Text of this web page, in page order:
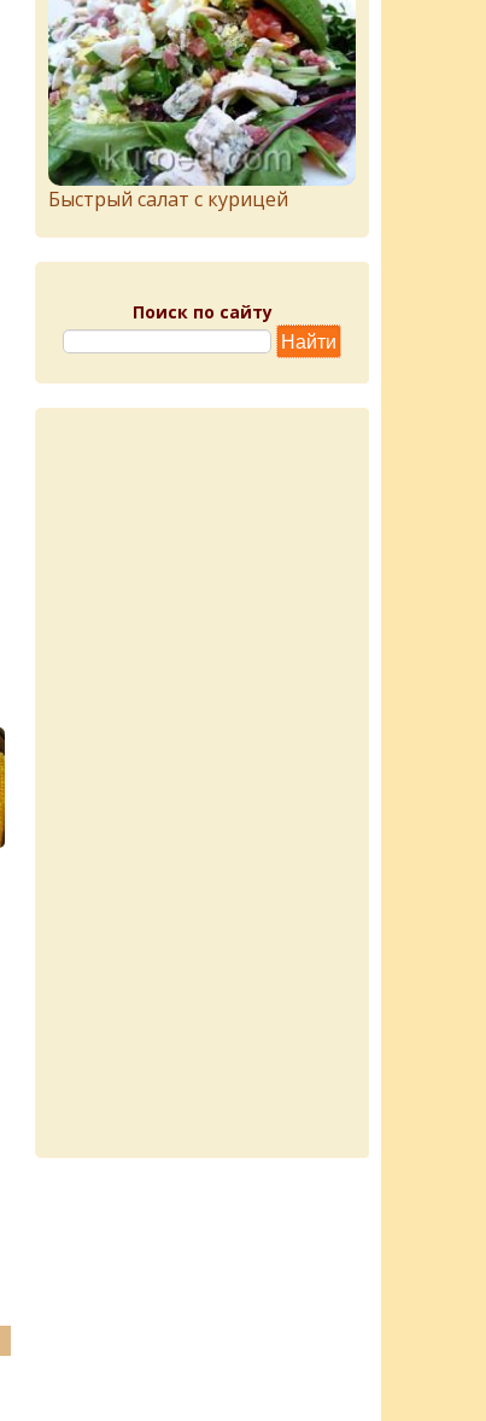
Быстрый салат с курицей
Поиск по сайту